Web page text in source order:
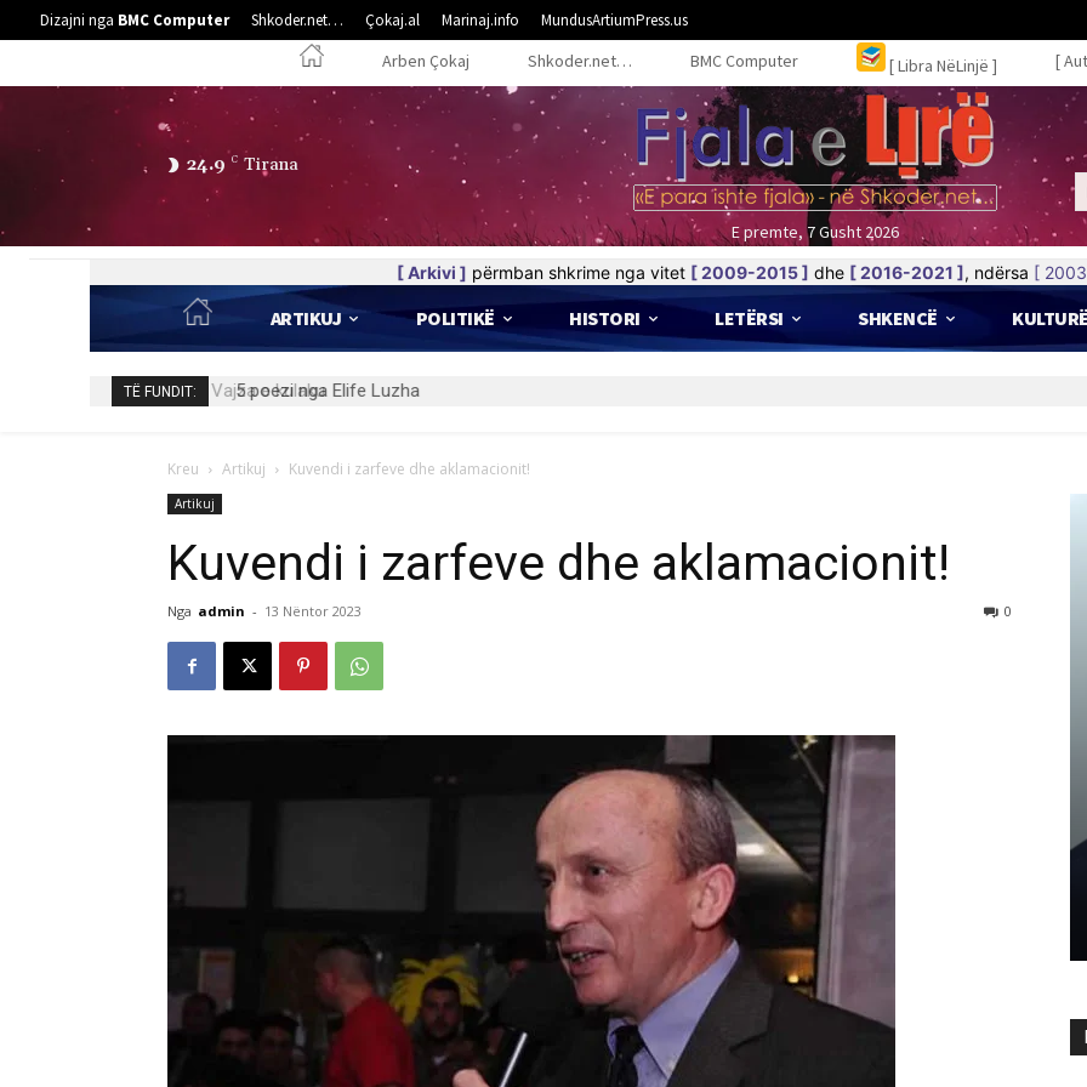
Dizajni nga BMC Computer Shkoder.net… Çokaj.al Marinaj.info MundusArtiumPress.us
Arben Çokaj Shkoder.net… BMC Computer [ Libra NëLinjë ] [
24.9 C Tirana
E premte, 7 Gusht 2026
[ Arkivi ] përmban shkrime nga vitet [ 2009-2015 ] dhe [ 2016-2021 ], ndërsa [
ARTIKUJ POLITIKË HISTORI LETËRSI SHKENCË KULTURË
TË FUNDIT: 5 poezi nga Elife Luzha
Kreu Artikuj Kuvendi i zarfeve dhe aklamacionit!
Artikuj
Kuvendi i zarfeve dhe aklamacionit!
Nga admin - 13 Nëntor 2023 0